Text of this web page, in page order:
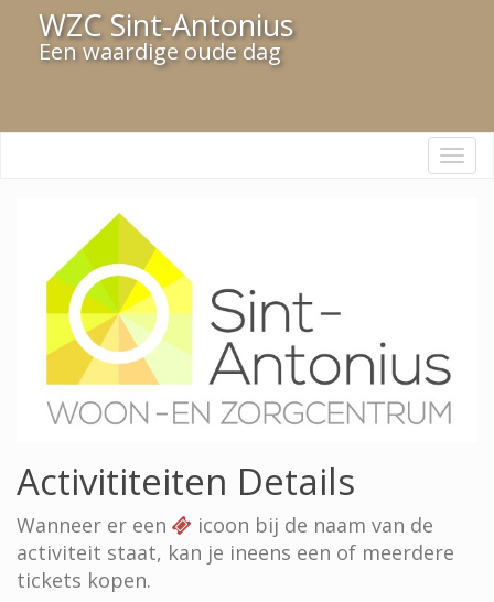
WZC Sint-Antonius
Een waardige oude dag
Activititeiten Details
Wanneer er een
icoon bij de naam van de
activiteit staat, kan je ineens een of meerdere
tickets kopen.